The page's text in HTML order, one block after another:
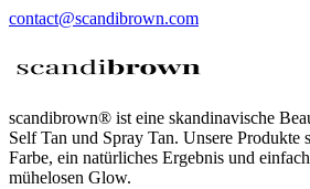
contact@scandibrown.com
scandibrown® ist eine skandinavische
Self Tan und Spray Tan. Unsere Produkte
Farbe, ein natürliches Ergebnis und
mühelosen Glow.